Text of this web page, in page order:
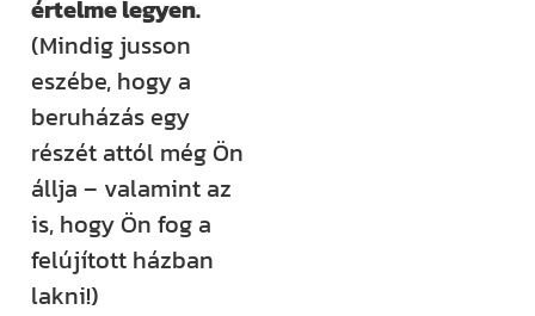
értelme legyen.
(Mindig jusson
eszébe, hogy a
beruházás egy
részét attól még Ön
állja – valamint az
is, hogy Ön fog a
felújított házban
lakni!)